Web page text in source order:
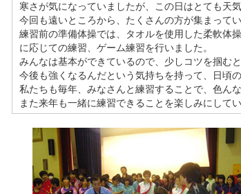
寒さが気になっていましたが、この日はとても天
今回も遠いところから、たくさんの方が集まって
練習前の準備体操では、タオルを使用した柔軟体
に応じての練習、ゲーム練習を行いました。
みんなは基本ができているので、少しコツを掴む
今後も強くなるんだという気持ちを持って、日頃
私たちも毎年、みなさんと練習することで、色ん
また来年も一緒に練習できることを楽しみにしてい